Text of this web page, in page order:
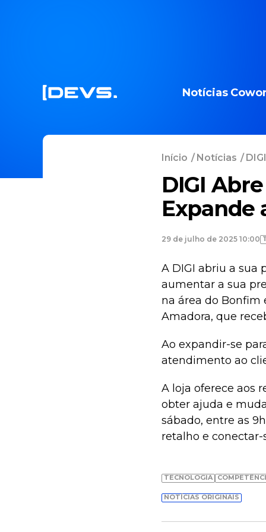
Notícias
Início /Notícias /
DIGI
Expande
29 de julho de 2025 10:00
A DIGI abriu a sua
aumentar a sua
na área do Bonfim
Amadora, que
Ao expandir-se
atendimento ao
A loja oferece aos
obter ajuda e
sábado, entre as
retalho e
TECNOLOGIA
NOTÍCIAS ORIGINAIS